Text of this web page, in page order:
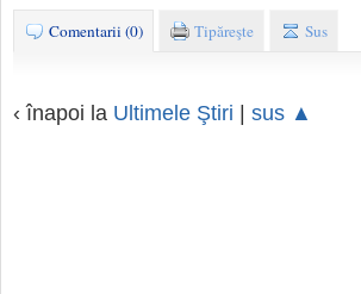
Comentarii (0) Tipăreşte Sus
‹ înapoi la Ultimele Ştiri sus ▲